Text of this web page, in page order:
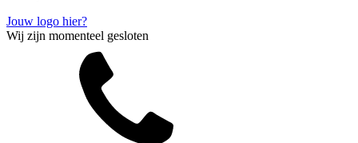
Jouw logo hier?
Wij zijn momenteel gesloten